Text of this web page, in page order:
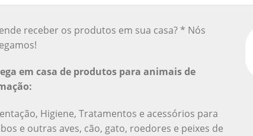
receber os produtos em sua casa? * Nós
em casa de produtos para animais de
Higiene, Tratamentos e acessórios para
e outras aves, cão, gato, roedores e peixes de